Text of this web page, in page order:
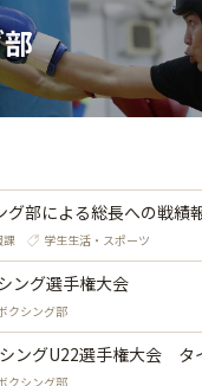
グ部による総長への戦績
課 学生生活・スポーツ
ング選手権大会
クシング部
ングU22選手権大会 タ
クシング部